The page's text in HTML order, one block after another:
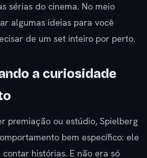
sérias do cinema. No meio
algumas ideias para você
de um set inteiro por perto.
a curiosidade
premiação ou estúdio, Spielberg
bem específico: ele
histórias. E não era só